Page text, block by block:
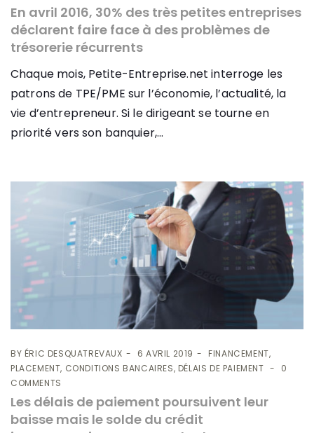
En avril 2016, 30% des très petites entreprises
déclarent faire face à des problèmes de
trésorerie récurrents
Chaque mois, Petite-Entreprise.net interroge les
patrons de TPE/PME sur l’économie, l’actualité, la
vie d’entrepreneur. Si le dirigeant se tourne en
priorité vers son banquier,...
BY ÉRIC DESQUATREVAUX 6 AVRIL 2019
FINANCEMENT,
PLACEMENT, CONDITIONS BANCAIRES, DÉLAIS DE PAIEMENT
0
COMMENTS
Les délais de paiement poursuivent leur
baisse mais le solde du crédit